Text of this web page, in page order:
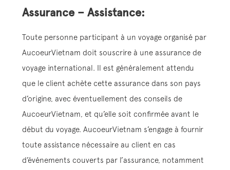
Assurance – Assistance:
Toute personne participant à un voyage organisé par
AucoeurVietnam doit souscrire à une assurance de
voyage international. Il est généralement attendu
que le client achète cette assurance dans son pays
d’origine, avec éventuellement des conseils de
AucoeurVietnam, et qu’elle soit confirmée avant le
début du voyage. AucoeurVietnam s’engage à fournir
toute assistance nécessaire au client en cas
d’événements couverts par l’assurance, notamment